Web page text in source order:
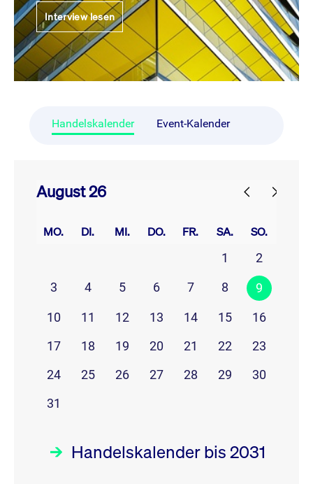
Interview lesen
Handelskalender Event-Kalender
August 26
MO. DI. MI. DO. FR. SA. SO.
1
2
3
4 5 6 7 8 9
10 11 12 13 14 15
16
17
18 19 20 21 22
23
24
25 26 27 28 29
30
31
Handelskalender bis 2031